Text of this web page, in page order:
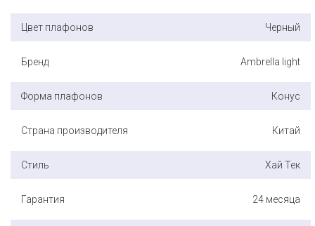
Цвет плафонов Черный
Бренд Ambrella light
Форма плафонов Конус
Страна производителя Китай
Стиль Хай Тек
Гарантия 24 месяца